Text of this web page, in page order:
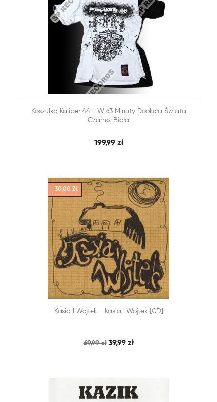
DODAJ DO KOSZYKA  SZYBKI PODGLĄD
Koszulka Kaliber 44 - W 63 Minuty Dookoła Świata
Czarno-Biała
199,99 zł
DODAJ DO KOSZYKA
 SZYBKI PODGLĄD
Kasia I Wojtek - Kasia I Wojtek [CD]
69,99 zł 39,99 zł
-30,00 ZŁ